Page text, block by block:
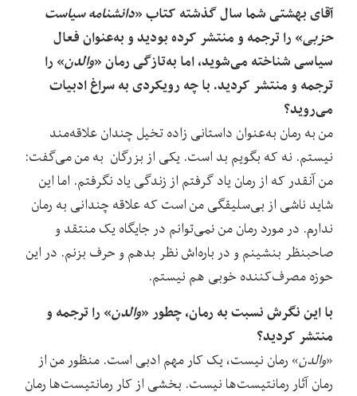
آقای بهشتی شما سال گذشته کتاب «دانشنامه سیاست
حزبی» را ترجمه و منتشر کرده بودید و به‌عنوان فعال
سیاسی شناخته می‌شوید، اما به‌تازگی رمان «والدن» را
ترجمه و منتشر کردید. با چه رویکردی به سراغ ادبیات
می‌روید؟
من به رمان به‌عنوان داستانی زاده تخیل چندان علاقه‌مند
نیستم. نه که بگویم بد است. یکی از بزرگان به من می‌گفت:
من آنقدر که از رمان یاد گرفتم از زندگی یاد نگرفتم. اما این
شاید ناشی از بی‌سلیقگی من است که علاقه چندانی به رمان
ندارم. در مورد رمان من نمی‌توانم در جایگاه یک منتقد و
صاحبنظر بنشینم و در باره‌اش نظر بدهم و حرف بزنم. در این
حوزه مصرف‌کننده خوبی هم نیستم.
با این نگرش نسبت به رمان، چطور «والدن» را ترجمه و
منتشر کردید؟
«والدن» رمان نیست، یک کار مهم ادبی است. منظور من از
رمان آثار رمانتیست‌ها نیست. بخشی از کار رمانتیست‌ها رمان